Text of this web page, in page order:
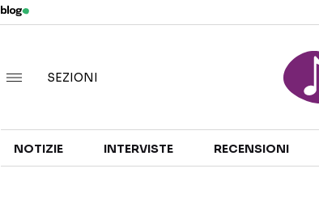
SEZIONI
NOTIZIE INTERVISTE RECENSIONI